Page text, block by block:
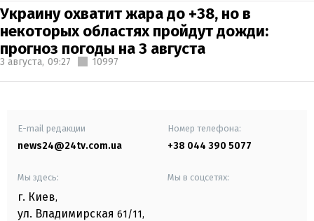
Украину охватит жара до +38, но в
некоторых областях пройдут дожди:
прогноз погоды на 3 августа
3 августа, 09:27 10997
E-mail редакции
news24@24tv.com.ua
Номер телефона:
+38 044 390 5077
Мы здесь:
г. Киев,
ул. Владимирская 61/11,
Мы в соцсетях: